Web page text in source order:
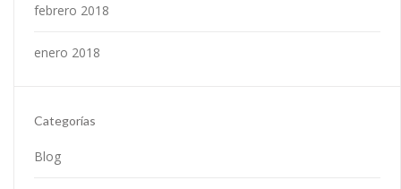
febrero 2018
enero 2018
Categorías
Blog